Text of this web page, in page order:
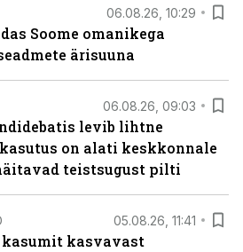
06.08.26, 10:29
Soome omanikega
ärisuuna
06.08.26, 09:03
levib lihtne
on alati keskkonnale
teistsugust pilti
05.08.26, 11:41
kasumit kasvavast